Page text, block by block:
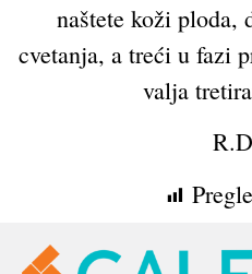
naštete koži ploda,
cvetanja, a treći u fazi
valja